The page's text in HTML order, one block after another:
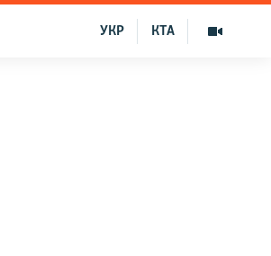
КТА
УКР